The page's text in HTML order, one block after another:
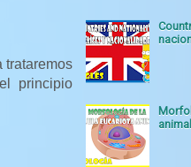
trataremos
principio